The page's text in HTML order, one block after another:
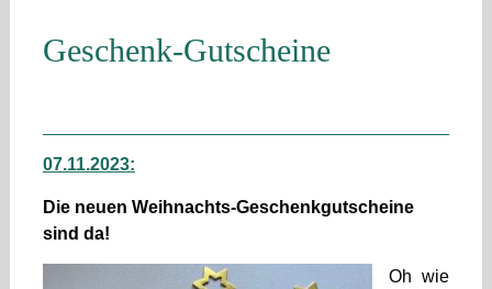
Geschenk-Gutscheine
07.11.2023:
Die neuen Weihnachts-Geschenkgutscheine
sind da!
Oh wie